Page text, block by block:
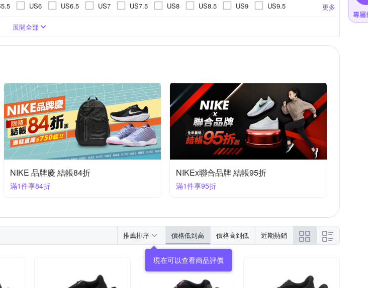
更多
US6 US6.5 US7 US7.5 US8 US8.5 US9
US9.5
US12.5
EU42 EU43 EU44 EU45 EU46 UK3 UK3.5
UK4
展開全部
NIKE 品牌慶 結帳84折
滿1件享84折
NIKEx聯合品牌 結帳95折
滿1件享95折
推薦排序 價格低到高 價格高到低 近期熱銷